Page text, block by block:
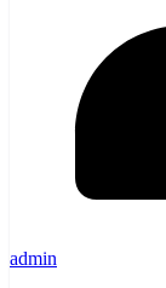
admin